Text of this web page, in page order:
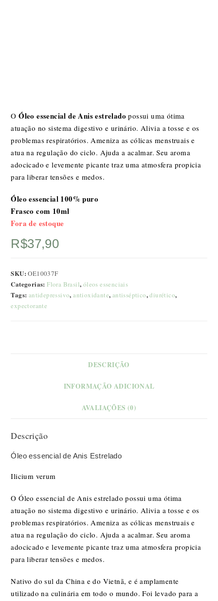
OÓleo essencial de Anis estrelado possui uma ótima
atuação no sistema digestivo e urinário. Alivia a tosse e os
problemas respiratórios. Ameniza as cólicas menstruais e
atua na regulação do ciclo. Ajuda a acalmar. Seu aroma
adocicado e levemente picante traz uma atmosfera propicia
para liberar tensões e medos.
Óleo essencial 100% puro
Frasco com 10ml
Fora de estoque
R$37,90
SKU:OE10037F
Categorias:Flora Brasil, óleos essenciais
Tags: antidepressivo,antioxidante, antisséptico,diurético,
expectorante
DESCRIÇÃO
INFORMAÇÃO ADICIONAL
AVALIAÇÕES (0)
Descrição
Óleo essencial de Anis Estrelado
Ilicium verum
O Óleo essencial de Anis estrelado possui uma ótima
atuação no sistema digestivo e urinário. Alivia a tosse e os
problemas respiratórios. Ameniza as cólicas menstruais e
atua na regulação do ciclo. Ajuda a acalmar. Seu aroma
adocicado e levemente picante traz uma atmosfera propicia
para liberar tensões e medos.
Nativo do sul da China e do Vietnã, e é amplamente
utilizado na culinária em todo o mundo. Foi levado para a